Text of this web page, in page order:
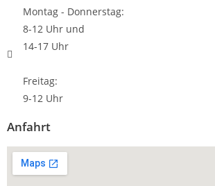
Montag - Donnerstag:
8-12 Uhr und
14-17 Uhr
Freitag:
9-12 Uhr
Anfahrt